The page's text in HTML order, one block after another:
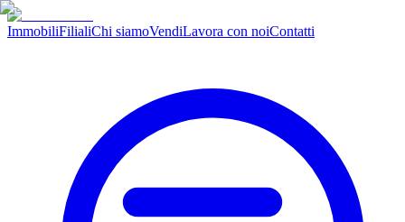
ImmobiliFilialiChi siamoVendiLavora con noiContatti